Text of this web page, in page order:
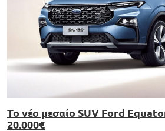
Το νέο μεσαίο SUV Ford
20.000€